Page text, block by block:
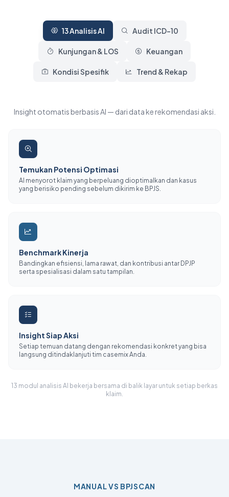
13 Analisis AI Audit ICD-10
Kunjungan & LOS Keuangan
Kondisi Spesifik Trend & Rekap
Insight otomatis berbasis AI — dari data ke rekomendasi aksi.
Temukan Potensi Optimasi
AI menyorot klaim yang berpeluang dioptimalkan dan kasus
yang berisiko pending sebelum dikirim ke BPJS.
Benchmark Kinerja
Bandingkan efisiensi, lama rawat, dan kontribusi antar DPJP
serta spesialisasi dalam satu tampilan.
Insight Siap Aksi
Setiap temuan datang dengan rekomendasi konkret yang bisa
langsung ditindaklanjuti tim casemix Anda.
13 modul analisis AI bekerja bersama di balik layar untuk setiap berkas
klaim.
MANUAL VS BPJSCAN